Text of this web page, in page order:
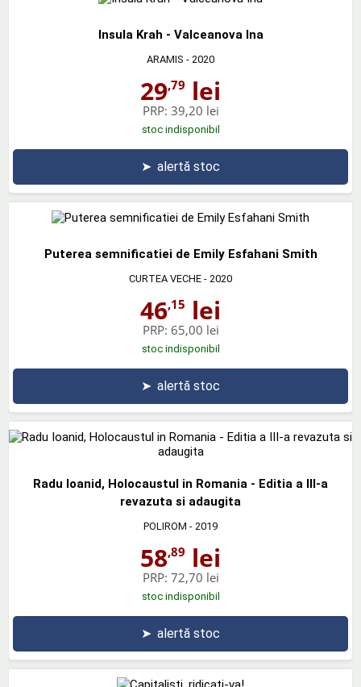
Insula Krah - Valceanova Ina
ARAMIS - 2020
29,79 lei
PRP: 39,20 lei
stoc indisponibil
➤ alertă stoc
Puterea semnificatiei de Emily Esfahani Smith
CURTEA VECHE - 2020
46,15 lei
PRP: 65,00 lei
stoc indisponibil
➤ alertă stoc
Radu Ioanid, Holocaustul in Romania - Editia a III-a
revazuta si adaugita
POLIROM - 2019
58,89 lei
PRP: 72,70 lei
stoc indisponibil
➤ alertă stoc